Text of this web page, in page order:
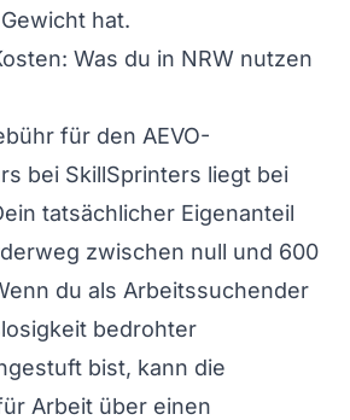
hat.
Was du in NRW nutzen
für den AEVO-
bei SkillSprinters liegt bei
tatsächlicher Eigenanteil
zwischen null und 600
du als Arbeitssuchender
bedrohter
bist, kann die
Arbeit über einen